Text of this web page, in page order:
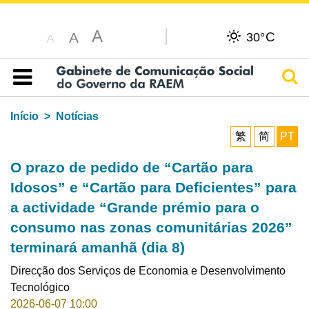
A A A 30°C
Índice
Início
Notícias
繁
简 PT
O prazo de pedido de “Cartão para
Idosos” e “Cartão para Deficientes” para
a actividade “Grande prémio para o
consumo nas zonas comunitárias 2026”
terminará amanhã (dia 8)
Direcção dos Serviços de Economia e Desenvolvimento
Tecnológico
2026-06-07 10:00